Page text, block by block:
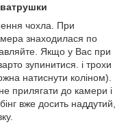
ватрушки
чохла. При
знаходилася по
Якщо у Вас при
зупинитися. і трохи
натиснути коліном).
прилягати до камери і
вже досить наддутий,